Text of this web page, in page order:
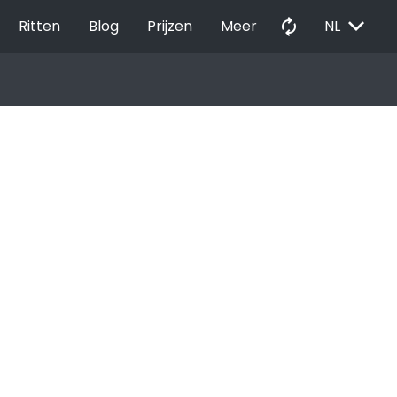
Ritten Blog Prijzen Meer autorenew NL EXPAND_MORE